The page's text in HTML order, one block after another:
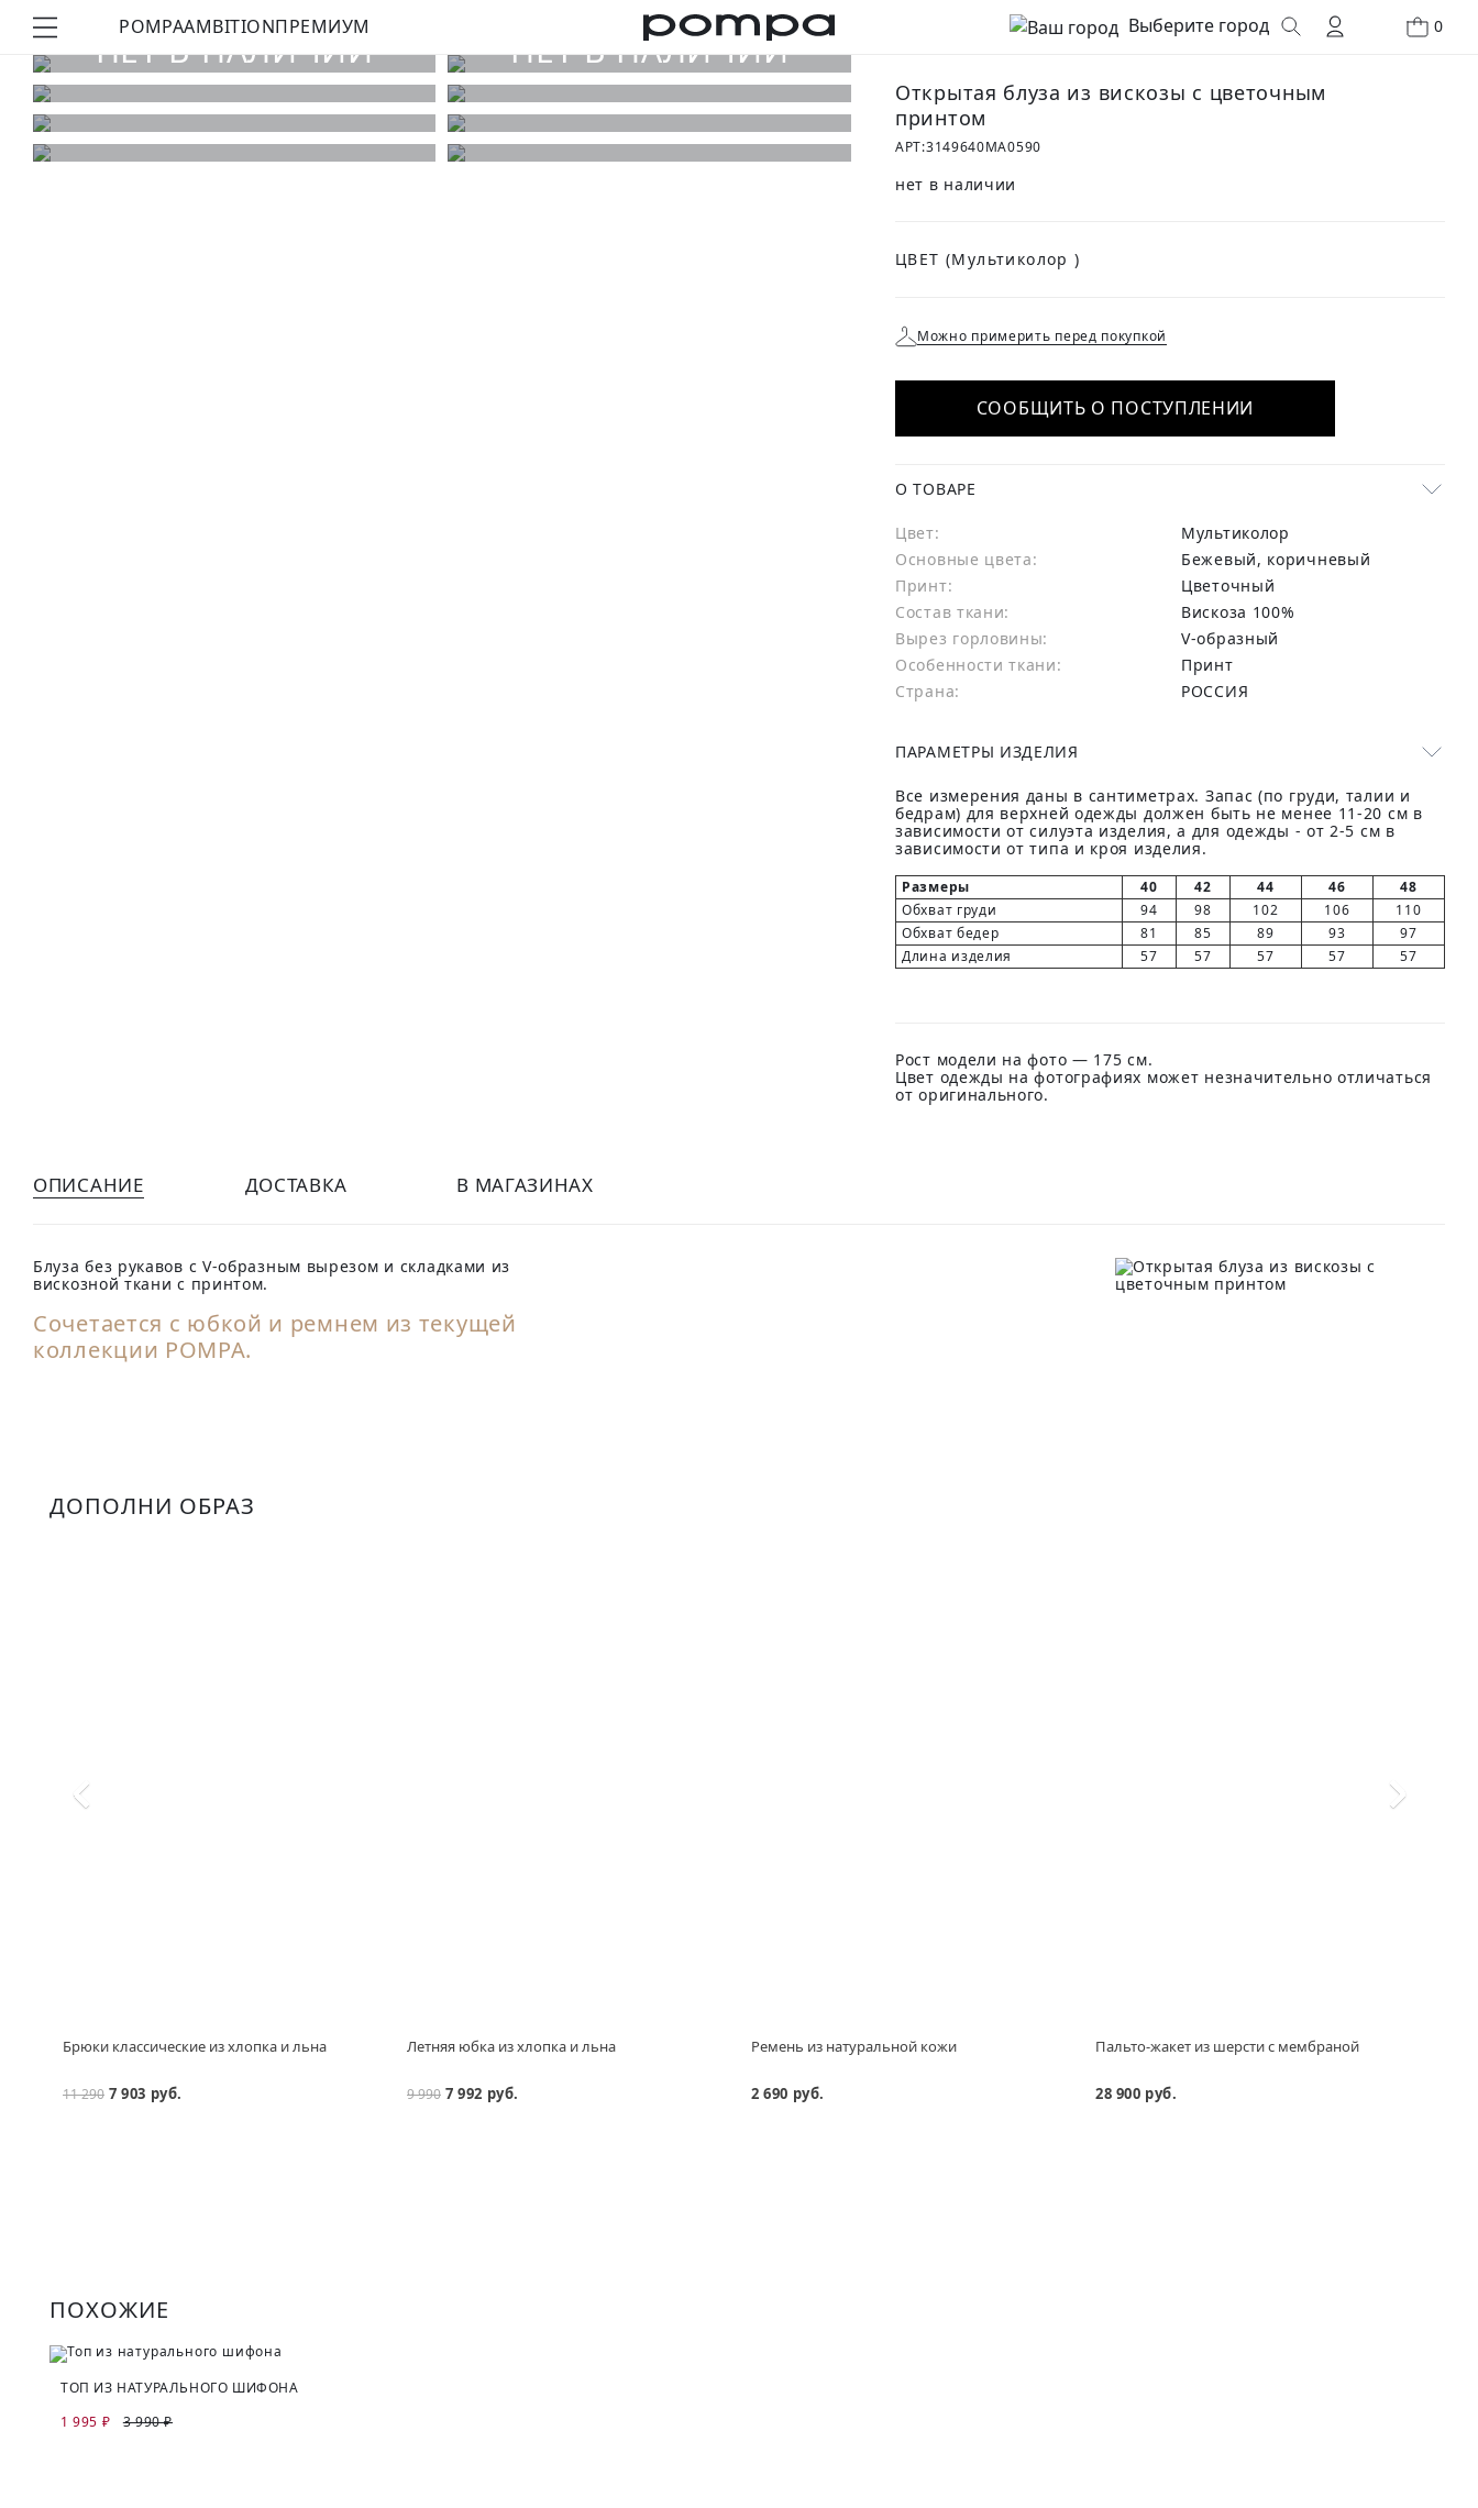
POMPAAMBITIONПРЕМИУМ Выберите город 0
КУПИТЬ ОБРАЗ
Открытая блуза из вискозы с цветочным
принтом
АРТ:3149640MA0590
нет в наличии
ЦВЕТ (Мультиколор )
Можно примерить перед покупкой
СООБЩИТЬ О ПОСТУПЛЕНИИ
О ТОВАРЕ
Цвет:
Мультиколор
Основные цвета:
бежевый, коричневый
Принт:
Цветочный
Состав ткани:
вискоза 100%
Вырез горловины:
V-образный
Особенности ткани:
Принт
Страна:
РОССИЯ
ПАРАМЕТРЫ ИЗДЕЛИЯ
Все измерения даны в сантиметрах. Запас (по груди, талии и
бедрам) для верхней одежды должен быть не менее 11-20 см в
зависимости от силуэта изделия, а для одежды - от 2-5 см в
зависимости от типа и кроя изделия.
Размеры 40 42 44 46
48
Обхват груди
94 98 102 106
110
Обхват бедер
81 85 89 93
97
Длина изделия
57 57 57 57 57
Рост модели на фото — 175 см.
Цвет одежды на фотографиях может незначительно отличаться
от оригинального.
ОПИСАНИЕ ДОСТАВКА В МАГАЗИНАХ
Блуза без рукавов с V-образным вырезом и складками из
вискозной ткани с принтом.
Сочетается с юбкой и ремнем из текущей
коллекции POMPA.
ДОПОЛНИ ОБРАЗ
Брюки классические из хлопка и льна
11 290 7 903 руб.
Летняя юбка из хлопка и льна
9 990 7 992 руб.
Ремень из натуральной кожи
2 690 руб.
Пальто-жакет из шерсти с мембраной
28 900 руб.
ПОХОЖИЕ
ТОП ИЗ НАТУРАЛЬНОГО ШИФОНА
1 995 ₽
3 990 ₽